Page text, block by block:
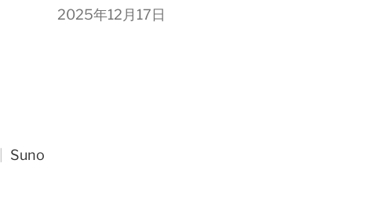
2025年12月17日
Suno